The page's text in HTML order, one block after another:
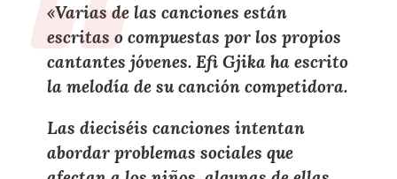
«Varias de las canciones están
escritas o compuestas por los propios
cantantes jóvenes. Efi Gjika ha escrito
la melodía de su canción competidora.
Las dieciséis canciones intentan
abordar problemas sociales que